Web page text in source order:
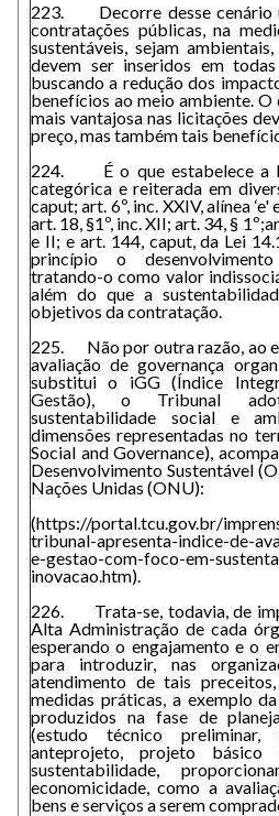
223. Decorre desse cenário
contratações públicas, na
sustentáveis, sejam
devem ser inseridos em
buscando a redução dos
benefícios ao meio ambiente.
mais vantajosa nas licitações
preço, mas também tais
224. É o que estabelece a
categórica e reiterada em
caput; art. 6º, inc. XXIV, alínea
art. 18, §1º, inc. XII; art. 34, §
e II; e art. 144, caput, da Lei
princípio o
tratando-o como valor
além do que a
objetivos da contratação.
225. Não por outra razão, ao
avaliação de governança
substitui o iGG (Índice
Gestão), o Tribunal
sustentabilidade social e
dimensões representadas no
Social and Governance),
Desenvolvimento Sustentável
Nações Unidas (ONU):
(https://portal.tcu.gov.br/
tribunal-apresenta-indice-de-
e-gestao-com-foco-em-
inovacao.htm).
226. Trata-se, todavia, de
Alta Administração de cada
esperando o engajamento e o
para introduzir, nas
atendimento de tais
medidas práticas, a exemplo
produzidos na fase de
(estudo técnico
anteprojeto, projeto
sustentabilidade,
economicidade, como a
bens e serviços a serem